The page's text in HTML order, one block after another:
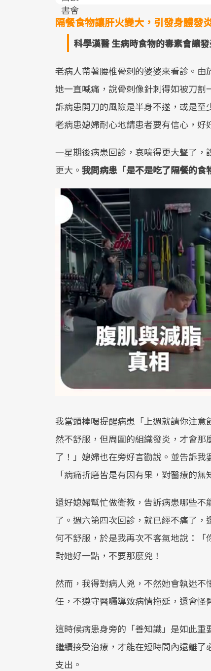
隔餐食物讓肝火變大，引發身體發
科學漢醫 生病時食物的毒素會讓
老病人帶著腰椎骨刺的婆婆來看診。由
她一直喊痛，說骨刺像針刺得如被刀
訴病患開刀的風險是半身不遂，或是
老病患媳婦耐心地請患者要有信心，好
一星期後病患回診，哀嚎得更大聲了
更大。 我問病患「是不是吃了隔餐的食
我當頭棒喝提醒病患「上週就請你注
然不舒服，但周圍的組織發炎，才會那
了！」媳婦也在旁好言勸說。並告訴我
「病痛折磨皆是有因有果，對醫療的無
還好媳婦幫忙做衛教，告訴病患哪些
了。週六第四次回診，就已經不痛了
何不舒服，於是我再次不客氣地說：
對她好一點，不要那麼兇！
然而，我得對病人兇，不然她會執迷
任，不遵守醫囑導致病情拖延，還會
這時候病患身旁的「善知識」是如此
繼續接受治療，才能在短時間內遠離
支出。